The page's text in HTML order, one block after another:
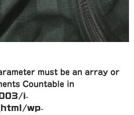
must be an array or
Countable in
i-
wp-